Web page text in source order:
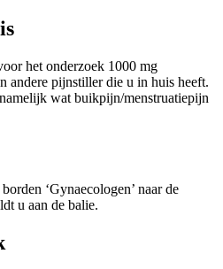
het onderzoek 1000 mg
andere pijnstiller die u in huis heeft.
wat buikpijn/menstruatiepijn
‘Gynaecologen’ naar de
u aan de balie.